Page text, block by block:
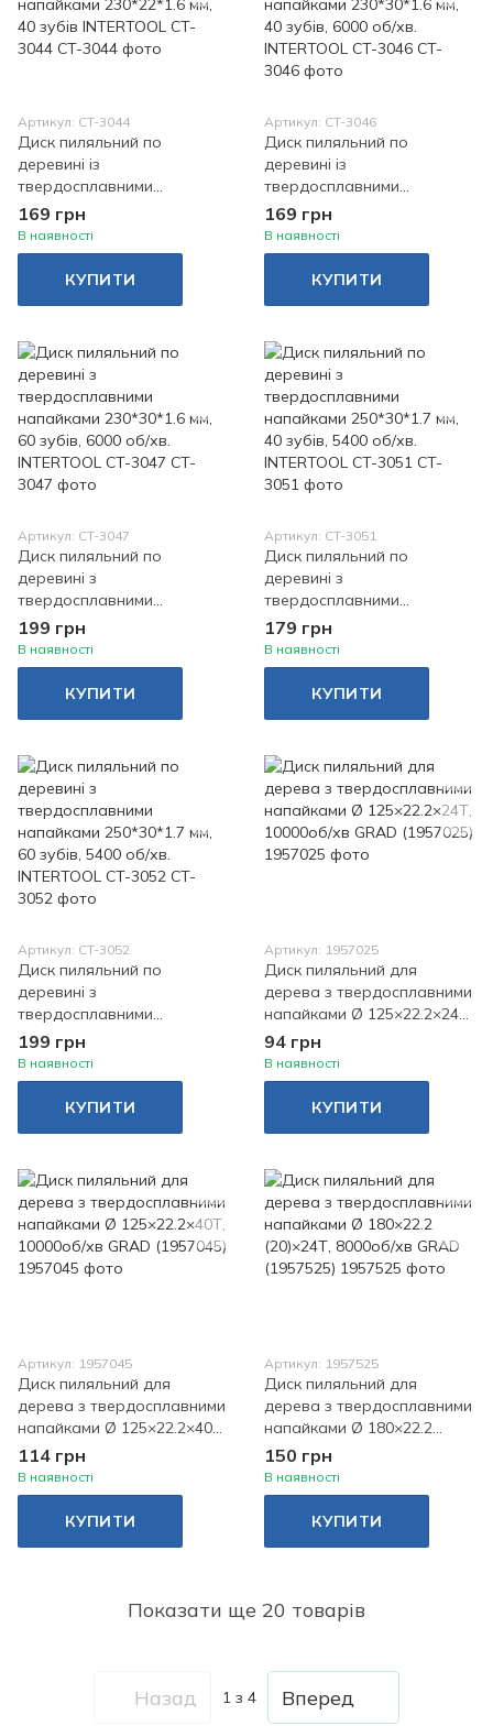
Артикул: CT-3044
Диск пиляльний по
деревині із
твердосплавними
напайками 230*22*1.6 мм,
40 зубів INTERTOOL CT-
3044
169 грн
В наявності
КУПИТИ
Артикул: CT-3046
Диск пиляльний по
деревині із
твердосплавними
напайками 230*30*1.6 мм,
40 зубів, 6000 об/хв.
INTERTOOL CT-3046
169 грн
В наявності
КУПИТИ
Артикул: CT-3047
Диск пиляльний по
деревині з
твердосплавними
напайками 230*30*1.6 мм,
60 зубів, 6000 об/хв.
INTERTOOL CT-3047
199 грн
В наявності
КУПИТИ
Артикул: CT-3051
Диск пиляльний по
деревині з
твердосплавними
напайками 250*30*1.7 мм,
40 зубів, 5400 об/хв.
INTERTOOL CT-3051
179 грн
В наявності
КУПИТИ
Артикул: CT-3052
Диск пиляльний по
деревині з
твердосплавними
напайками 250*30*1.7 мм,
60 зубів, 5400 об/хв.
INTERTOOL CT-3052
199 грн
В наявності
КУПИТИ
Артикул: 1957025
Диск пиляльний для
дерева з твердосплавними
напайками Ø 125×22.2×24Т,
10000об/хв GRAD (1957025)
94 грн
В наявності
КУПИТИ
Артикул: 1957045
Диск пиляльний для
дерева з твердосплавними
напайками Ø 125×22.2×40Т,
10000об/хв GRAD (1957045)
114 грн
В наявності
КУПИТИ
Артикул: 1957525
Диск пиляльний для
дерева з твердосплавними
напайками Ø 180×22.2
(20)×24Т, 8000об/хв GRAD
(1957525)
150 грн
В наявності
КУПИТИ
Показати ще 20 товарів
Назад 1 з 4 Вперед